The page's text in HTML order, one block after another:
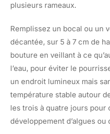
plusieurs rameaux.
Remplissez un bocal ou un
décantée, sur 5 à 7 cm de
bouture en veillant à ce
l’eau, pour éviter le
un endroit lumineux mais
température stable autour
les trois à quatre jours pour
développement d’algues ou